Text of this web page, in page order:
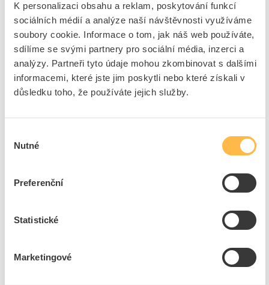
K personalizaci obsahu a reklam, poskytování funkcí
sociálních médií a analýze naší návštěvnosti využíváme
soubory cookie. Informace o tom, jak náš web používáte,
sdílíme se svými partnery pro sociální média, inzerci a
analýzy. Partneři tyto údaje mohou zkombinovat s dalšími
informacemi, které jste jim poskytli nebo které získali v
důsledku toho, že používáte jejich služby.
souhlasu
Nutné
Preferenční
Statistické
Marketingové
Kód ELFETEX
10.041.950
EAN
4016705119738
Kód výrobce
Značka
PROTEC.CLASS
ks
Cena s DPH
13,31 Kč/ks